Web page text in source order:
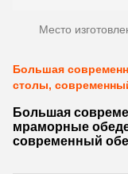
Место
Большая
столы,
Большая
мраморные
современный